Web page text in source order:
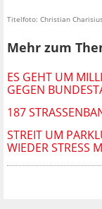
Titelfoto: Christian
Mehr zum
ES GEHT UM
GEGEN
187
STREIT UM
WIEDER STRESS